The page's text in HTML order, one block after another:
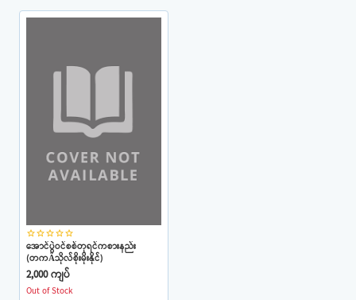
star_borderstar_borderstar_borderstar_borderstar_border
အောင်ပွဲဝင်စစ်တုရင်ကစားနည်း
(တကÃသိုလ်စိုးမိုးနိုင်)
2,000 ကျပ်
Out of Stock